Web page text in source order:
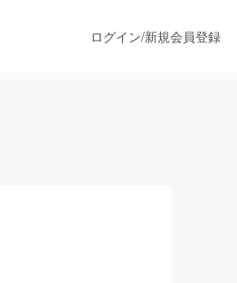
ログイン/新規会員登録